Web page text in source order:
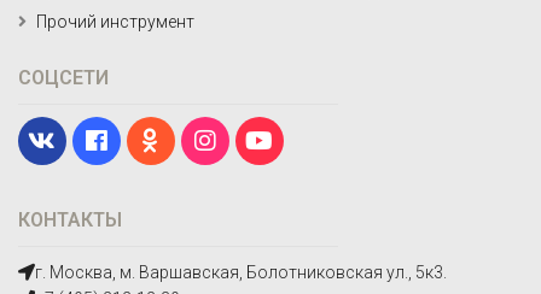
КОНТАКТЫ
г. Москва, м. Варшавская, Болотниковская ул., 5к3.
Прочий инструмент
СОЦСЕТИ